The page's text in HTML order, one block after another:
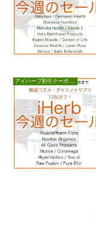
アイハーブ割引クーポンセール情報